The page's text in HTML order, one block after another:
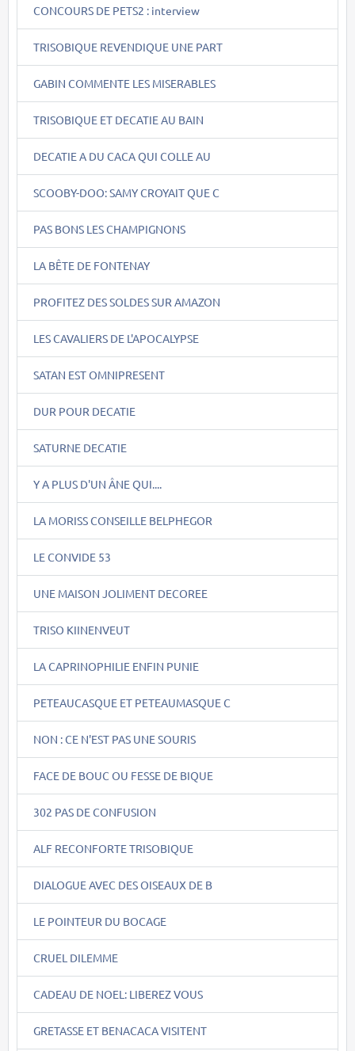
CONCOURS DE PETS2 : interview
TRISOBIQUE REVENDIQUE UNE PART
GABIN COMMENTE LES MISERABLES
TRISOBIQUE ET DECATIE AU BAIN
DECATIE A DU CACA QUI COLLE AU
SCOOBY-DOO: SAMY CROYAIT QUE C
PAS BONS LES CHAMPIGNONS
LA BÊTE DE FONTENAY
PROFITEZ DES SOLDES SUR AMAZON
LES CAVALIERS DE L'APOCALYPSE
SATAN EST OMNIPRESENT
DUR POUR DECATIE
SATURNE DECATIE
Y A PLUS D'UN ÂNE QUI....
LA MORISS CONSEILLE BELPHEGOR
LE CONVIDE 53
UNE MAISON JOLIMENT DECOREE
TRISO KIINENVEUT
LA CAPRINOPHILIE ENFIN PUNIE
PETEAUCASQUE ET PETEAUMASQUE C
NON : CE N'EST PAS UNE SOURIS
FACE DE BOUC OU FESSE DE BIQUE
302 PAS DE CONFUSION
ALF RECONFORTE TRISOBIQUE
DIALOGUE AVEC DES OISEAUX DE B
LE POINTEUR DU BOCAGE
CRUEL DILEMME
CADEAU DE NOEL: LIBEREZ VOUS
GRETASSE ET BENACACA VISITENT